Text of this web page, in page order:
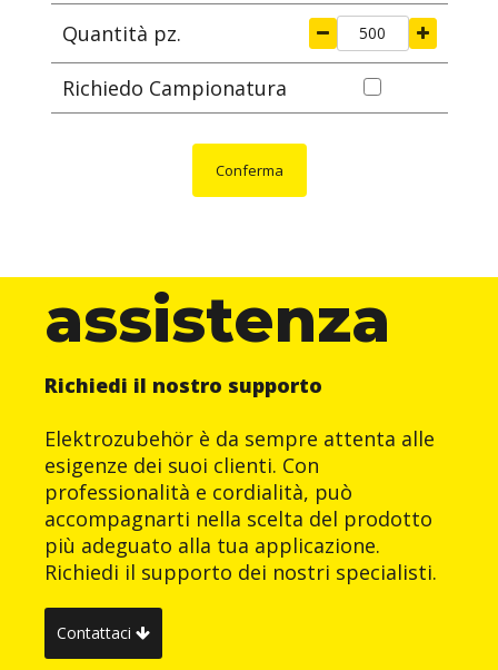
Quantità pz.
Richiedo Campionatura
Conferma
assistenza
Richiedi il nostro supporto
Elektrozubehör è da sempre attenta alle
esigenze dei suoi clienti. Con
professionalità e cordialità, può
accompagnarti nella scelta del prodotto
più adeguato alla tua applicazione.
Richiedi il supporto dei nostri specialisti.
Contattaci